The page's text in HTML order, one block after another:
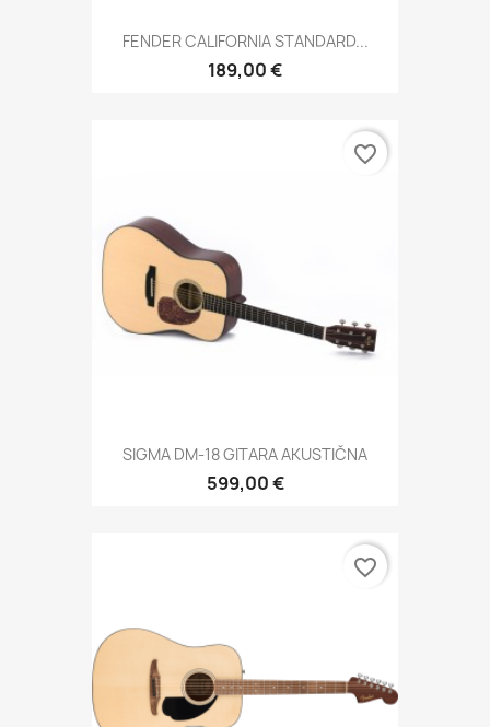
FENDER CALIFORNIA STANDARD...
189,00 €
SIGMA DM-18 GITARA AKUSTIČNA
599,00 €
favorite_border
favorite_border